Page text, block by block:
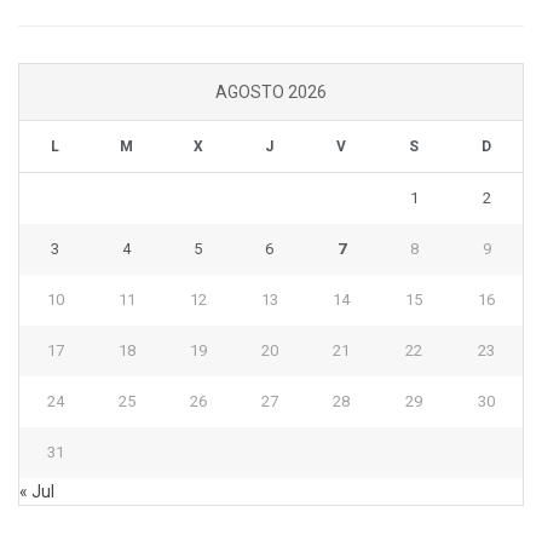
AGOSTO 2026
L M X J V S D
1 2
3 4 5 6 7 8 9
10 11 12 13 14 15 16
17 18 19 20 21 22 23
24 25 26 27 28 29 30
31
« Jul